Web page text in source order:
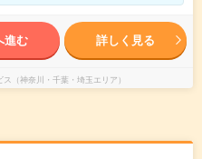
進む 詳しく見る
（神奈川・千葉・埼玉エリア）